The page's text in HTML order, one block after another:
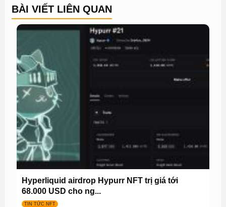
BÀI VIẾT LIÊN QUAN
Hyperliquid airdrop Hypurr NFT trị giá tới
68.000 USD cho ng...
TIN TỨC NFT